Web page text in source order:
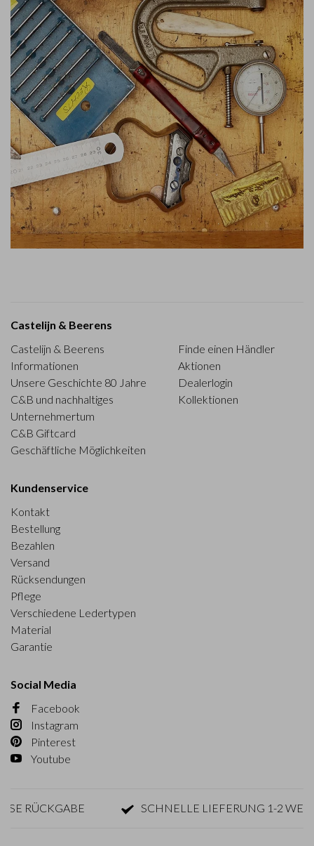
Castelijn & Beerens
Castelijn & Beerens
Informationen
Unsere Geschichte 80 Jahre
C&B und nachhaltiges
Unternehmertum
C&B Giftcard
Geschäftliche Möglichkeiten
Finde einen Händler
Aktionen
Dealerlogin
Kollektionen
Kundenservice
Kontakt
Bestellung
Bezahlen
Versand
Rücksendungen
Pflege
Verschiedene Ledertypen
Material
Garantie
Social Media
Facebook
Instagram
Pinterest
Youtube
SCHNELLE LIEFERUNG 1-2